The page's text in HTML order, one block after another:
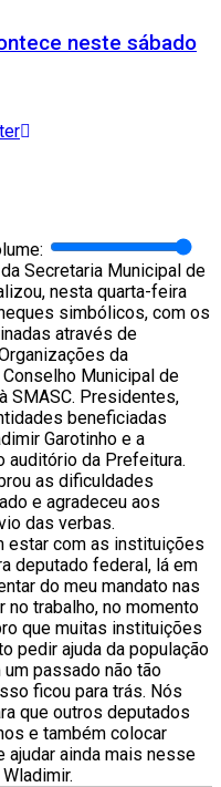
neste sábado
Secretaria Municipal de
nesta quarta-feira
simbólicos, com os
através de
da
Municipal de
SMASC. Presidentes,
beneficiadas
Garotinho e a
auditório da Prefeitura.
as dificuldades
e agradeceu aos
das verbas.
estar com as instituições
deputado federal, lá em
do meu mandato nas
no trabalho, no momento
que muitas instituições
pedir ajuda da população
passado não tão
ficou para trás. Nós
que outros deputados
e também colocar
ajudar ainda mais nesse